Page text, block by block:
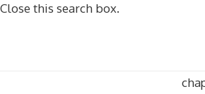
Close this search box.